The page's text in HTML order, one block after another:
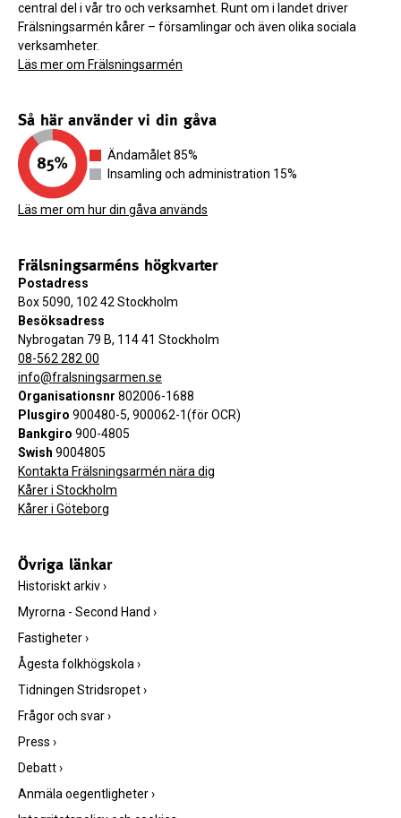
central del i vår tro och verksamhet. Runt om i landet driver
Frälsningsarmén kårer – församlingar och även olika sociala
verksamheter.
Läs mer om Frälsningsarmén
Så här använder vi din gåva
Ändamålet 85%
Insamling och administration 15%
Läs mer om hur din gåva används
Frälsningsarméns högkvarter
Postadress
Box 5090, 102 42 Stockholm
Besöksadress
Nybrogatan 79 B, 114 41 Stockholm
08-562 282 00
info@fralsningsarmen.se
Organisationsnr 802006-1688
Plusgiro 900480-5, 900062-1(för OCR)
Bankgiro 900-4805
Swish 9004805
Kontakta Frälsningsarmén nära dig
Kårer i Stockholm
Kårer i Göteborg
Övriga länkar
Historiskt arkiv›
Myrorna - Second Hand ›
Fastigheter›
Ågesta folkhögskola ›
Tidningen Stridsropet›
Frågor och svar›
Press ›
Debatt›
Anmäla oegentligheter›